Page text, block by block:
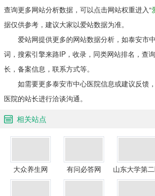
查询更多网站分析数据，可以点击网站权重进入“
据仅供参考，建议大家以爱站数据为准。
爱站网提供更多的网站数据分析，如泰安市
词，搜索引擎来路IP，收录，同类网站排名，查
长，备案信息，联系方式等。
如需要更多泰安市中心医院信息或建议反馈
医院的站长进行洽谈沟通。
相关站点
大众养生网 有问必答网
山东大学第
院